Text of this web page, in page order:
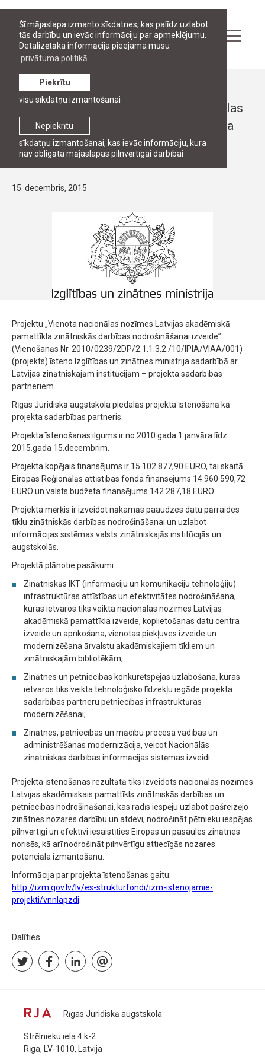
Šī mājaslapa izmanto sīkdatnes, kas palīdz uzlabot
tās darbību un ievāc informāciju par apmeklējumu.
Detalizētāka informācija pieejama mūsu
privātuma politikā.
Nepiekrītu
sīkdatņu izmantošanai, kas ievāc informāciju, kura
nav obligāta mājaslapas pilnvērtīgai darbībai
Piekrītu
visu sīkdatņu izmantošanai
Ziņas
RJA piedalās projektā „Vienota nacionālas
nozīmes Latvijas akadēmiskā pamattīkla
zinātniskās darbības nodrošināšanai
izveide”
15. decembris, 2015
Projektu „Vienota nacionālas nozīmes Latvijas akadēmiskā
pamattīkla zinātniskās darbības nodrošināšanai izveide”
(Vienošanās Nr. 2010/0239/2DP/2.1.1.3.2./10/IPIA/VIAA/001)
(projekts) īsteno Izglītības un zinātnes ministrija sadarbībā ar
Latvijas zinātniskajām institūcijām – projekta sadarbības
partneriem.
Rīgas Juridiskā augstskola piedalās projekta īstenošanā kā
projekta sadarbības partneris.
Projekta īstenošanas ilgums ir no 2010.gada 1.janvāra līdz
2015.gada 15.decembrim.
Projekta kopējais finansējums ir 15 102 877,90 EURO, tai skaitā
Eiropas Reģionālās attīstības fonda finansējums 14 960 590,72
EURO un valsts budžeta finansējums 142 287,18 EURO.
Projekta mērķis ir izveidot nākamās paaudzes datu pārraides
tīklu zinātniskās darbības nodrošināšanai un uzlabot
informācijas sistēmas valsts zinātniskajās institūcijās un
augstskolās.
Projektā plānotie pasākumi:
Zinātniskās IKT (informāciju un komunikāciju tehnoloģiju)
infrastruktūras attīstības un efektivitātes nodrošināšana,
kuras ietvaros tiks veikta nacionālas nozīmes Latvijas
akadēmiskā pamattīkla izveide, koplietošanas datu centra
izveide un aprīkošana, vienotas piekļuves izveide un
modernizēšana ārvalstu akadēmiskajiem tīkliem un
zinātniskajām bibliotēkām;
Zinātnes un pētniecības konkurētspējas uzlabošana, kuras
ietvaros tiks veikta tehnoloģisko līdzekļu iegāde projekta
sadarbības partneru pētniecības infrastruktūras
modernizēšanai;
Zinātnes, pētniecības un mācību procesa vadības un
administrēšanas modernizācija, veicot Nacionālās
zinātniskās darbības informācijas sistēmas izveidi.
Projekta īstenošanas rezultātā tiks izveidots nacionālas nozīmes
Latvijas akadēmiskais pamattīkls zinātniskās darbības un
pētniecības nodrošināšanai, kas radīs iespēju uzlabot pašreizējo
zinātnes nozares darbību un atdevi, nodrošināt pētnieku iespējas
pilnvērtīgi un efektīvi iesaistīties Eiropas un pasaules zinātnes
norisēs, kā arī nodrošināt pilnvērtīgu attiecīgās nozares
potenciāla izmantošanu.
Informācija par projekta īstenošanas gaitu:
http://izm.gov.lv/lv/es-strukturfondi/izm-istenojamie-
projekti/vnnlapzdi.
Dalīties
Rīgas Juridiskā augstskola
Strēlnieku iela 4 k-2
Rīga, LV-1010, Latvija